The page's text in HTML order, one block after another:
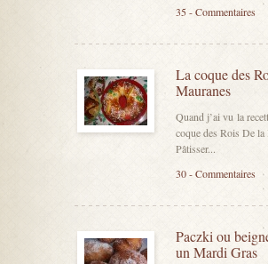
35 - Commentaires
La coque des
Mauranes
Quand j’ai vu la
coque des Rois De
Pâtisser...
30 - Commentaires
Paczki ou
un Mardi Gras